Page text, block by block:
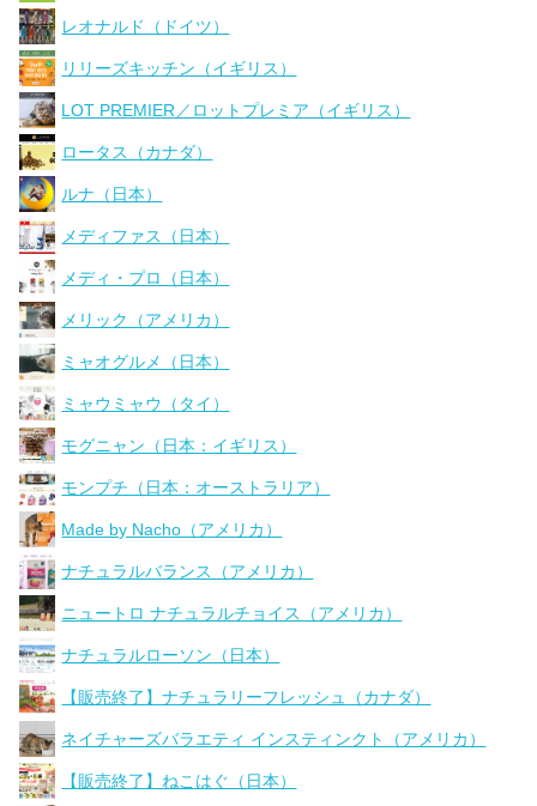
レオナルド（ドイツ）
リリーズキッチン（イギリス）
LOT PREMIER／ロットプレミア（イギリス）
ロータス（カナダ）
ルナ（日本）
メディファス（日本）
メディ・プロ（日本）
メリック（アメリカ）
ミャオグルメ（日本）
ミャウミャウ（タイ）
モグニャン（日本：イギリス）
モンプチ（日本：オーストラリア）
Made by Nacho（アメリカ）
ナチュラルバランス（アメリカ）
ニュートロ ナチュラルチョイス（アメリカ）
ナチュラルローソン（日本）
【販売終了】ナチュラリーフレッシュ（カナダ）
ネイチャーズバラエティ インスティンクト（アメリカ）
【販売終了】ねこはぐ（日本）